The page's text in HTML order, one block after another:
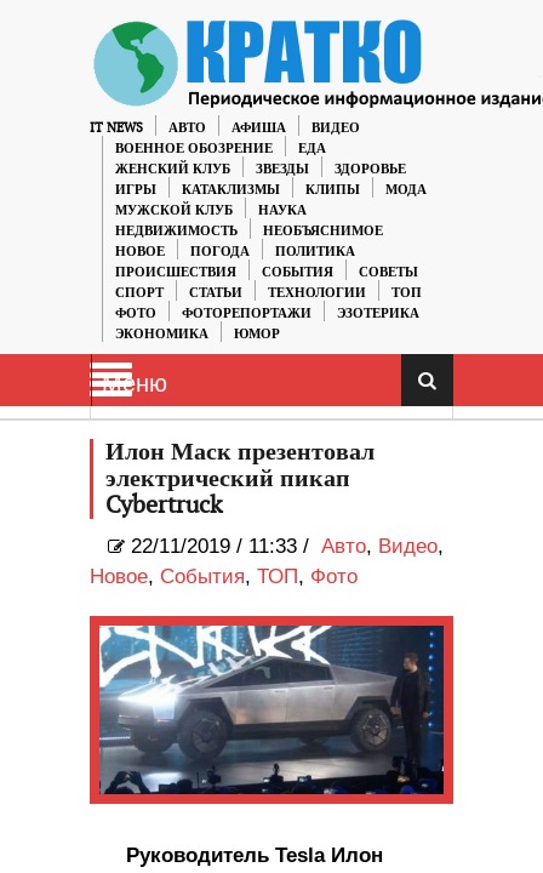
IT NEWS АВТО АФИША
ВИДЕО
ВОЕННОЕ ОБОЗРЕНИЕ
ЕДА
ЖЕНСКИЙ КЛУБ
ЗВЕЗДЫ
ЗДОРОВЬЕ
ИГРЫ
КАТАКЛИЗМЫ КЛИПЫ
МОДА
МУЖСКОЙ КЛУБ
НАУКА
НЕДВИЖИМОСТЬ
НЕОБЪЯСНИМОЕ
НОВОЕ
ПОГОДА
ПОЛИТИКА
ПРОИСШЕСТВИЯ
СОБЫТИЯ
СОВЕТЫ
СПОРТ
СТАТЬИ ТЕХНОЛОГИИ
ТОП
ФОТО
ФОТОРЕПОРТАЖИ
ЭЗОТЕРИКА
ЭКОНОМИКА
ЮМОР
Меню
Илон Маск презентовал
электрический пикап
Cybertruck
22/11/2019 / 11:33 / Авто, Видео,
Новое, События, ТОП, Фото
Руководитель Tesla Илон